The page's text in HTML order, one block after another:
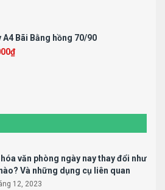
A4 Bãi Bằng hồng 70/90
₫
văn phòng ngày nay thay đổi như
Và những dụng cụ liên quan
12, 2023